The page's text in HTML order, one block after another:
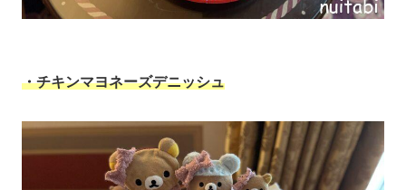
・チキンマヨネーズデニッシュ